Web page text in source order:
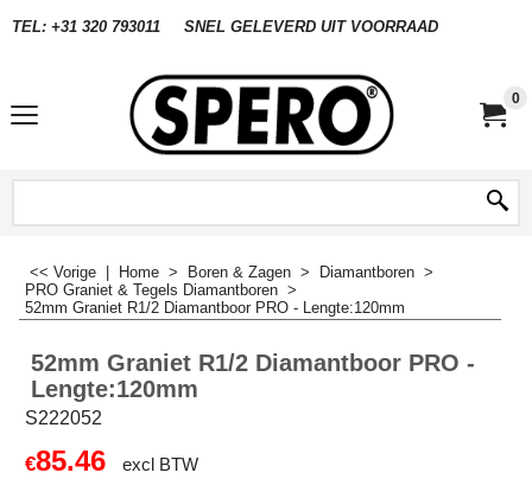
TEL: +31 320 793011 SNEL GELEVERD UIT VOORRAAD
0
<< Vorige Home > Boren & Zagen > Diamantboren >
PRO Graniet & Tegels Diamantboren >
52mm Graniet R1/2 Diamantboor PRO - Lengte:120mm
52mm Graniet R1/2 Diamantboor PRO -
Lengte:120mm
S222052
€85.46
excl BTW